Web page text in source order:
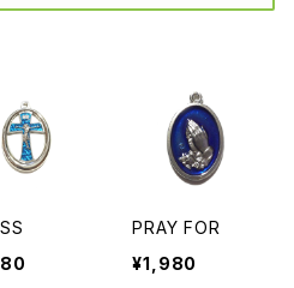
PRAY FOR
¥1,980